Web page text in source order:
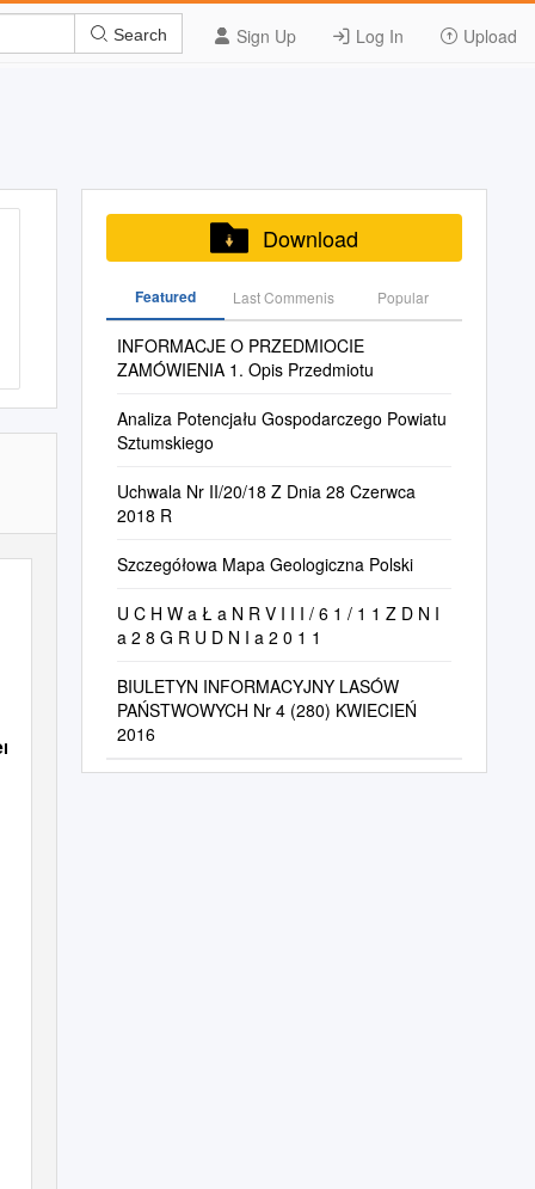
Sign Up Log In Upload
Search
Download
Featured Last Commenis Popular
INFORMACJE O PRZEDMIOCIE
ZAMÓWIENIA 1. Opis Przedmiotu
Analiza Potencjału Gospodarczego Powiatu
Sztumskiego
Uchwala Nr II/20/18 Z Dnia 28 Czerwca
2018 R
Szczegółowa Mapa Geologiczna Polski
U C H W a Ł a N R V I I I / 6 1 / 1 1 Z D N I
a 2 8 G R U D N I a 2 0 1 1
BIULETYN INFORMACYJNY LASÓW
PAŃSTWOWYCH Nr 4 (280) KWIECIEŃ
2016